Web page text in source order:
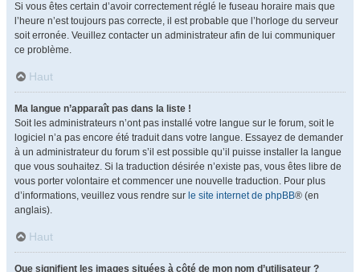
Si vous êtes certain d’avoir correctement réglé le fuseau horaire mais que
l’heure n’est toujours pas correcte, il est probable que l’horloge du serveur
soit erronée. Veuillez contacter un administrateur afin de lui communiquer
ce problème.
Haut
Ma langue n’apparaît pas dans la liste !
Soit les administrateurs n’ont pas installé votre langue sur le forum, soit le
logiciel n’a pas encore été traduit dans votre langue. Essayez de demander
à un administrateur du forum s’il est possible qu’il puisse installer la langue
que vous souhaitez. Si la traduction désirée n’existe pas, vous êtes libre de
vous porter volontaire et commencer une nouvelle traduction. Pour plus
d’informations, veuillez vous rendre sur le site internet de phpBB® (en
anglais).
Haut
Que signifient les images situées à côté de mon nom d’utilisateur ?